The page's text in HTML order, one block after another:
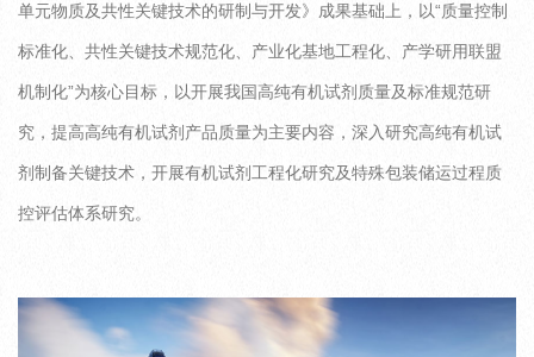
单元物质及共性关键技术的研制与开发》成果基础上，以“质量控制
标准化、共性关键技术规范化、产业化基地工程化、产学研用联盟
机制化”为核心目标，以开展我国高纯有机试剂质量及标准规范研
究，提高高纯有机试剂产品质量为主要内容，深入研究高纯有机试
剂制备关键技术，开展有机试剂工程化研究及特殊包装储运过程质
控评估体系研究。